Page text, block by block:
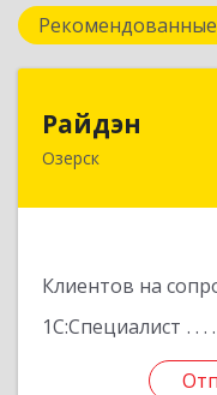
Райдэн
Озерск
Клиентов на
1С:Специалист
456783,